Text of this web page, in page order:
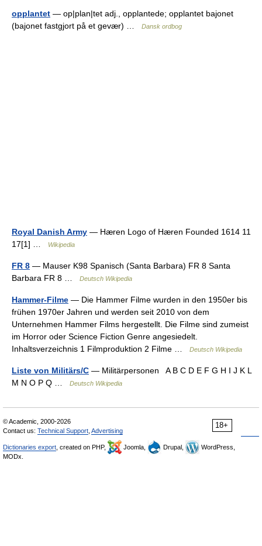
opplantet — op|plan|tet adj., opplantede; opplantet bajonet
(bajonet fastgjort på et gevær) …
Dansk ordbog
Royal Danish Army — Hæren Logo of Hæren Founded 1614 11
17[1] …
Wikipedia
FR 8 — Mauser K98 Spanisch (Santa Barbara) FR 8 Santa
Barbara FR 8 …
Deutsch Wikipedia
Hammer-Filme — Die Hammer Filme wurden in den 1950er bis
frühen 1970er Jahren und werden seit 2010 von dem
Unternehmen Hammer Films hergestellt. Die Filme sind zumeist
im Horror oder Science Fiction Genre angesiedelt.
Inhaltsverzeichnis 1 Filmproduktion 2 Filme …
Deutsch Wikipedia
Liste von Militärs/C — Militärpersonen A B C D E F G H I J K L
M N O P Q …
Deutsch Wikipedia
18+
© Academic, 2000-2026
Contact us: Technical Support Advertising
Dictionaries export , created on PHP, Joomla, Drupal,
WordPress,
MODx.